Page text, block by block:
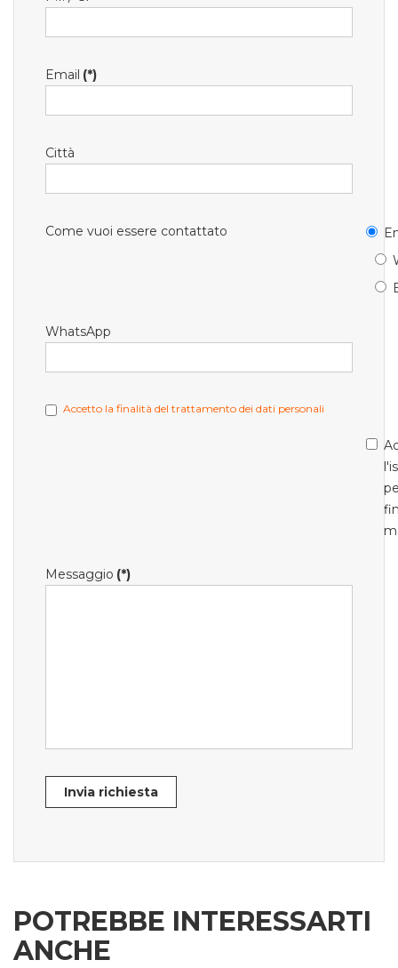
Email (*)
Città
Come vuoi essere contattato
WhatsApp
Accetto la finalità del trattamento dei dati personali
Messaggio (*)
Invia richiesta
POTREBBE INTERESSARTI
ANCHE